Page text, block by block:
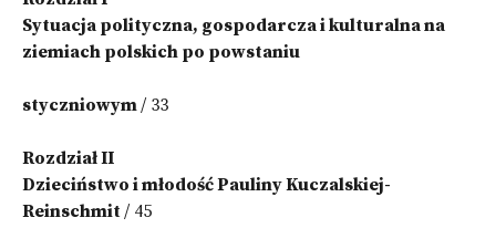
Sytuacja polityczna, gospodarcza i kulturalna na
ziemiach polskich po powstaniu
styczniowym/ 33
Rozdział II
Dzieciństwo i młodość Pauliny Kuczalskiej-
Reinschmit/ 45